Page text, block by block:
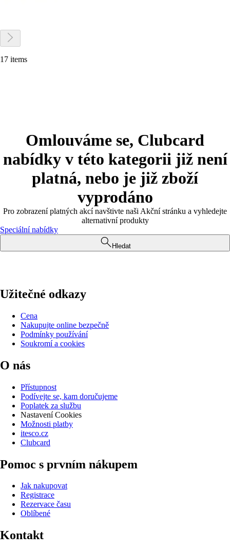
17 items
Omlouváme se, Clubcard
nabídky v této kategorii již není
platná, nebo je již zboží
vyprodáno
Pro zobrazení platných akcí navštivte naši Akční stránku a vyhledejte
alternativní produkty
Speciální nabídky
Hledat
Užitečné odkazy
Cena
Nakupujte online bezpečně
Podmínky používání
Soukromí a cookies
O nás
Přístupnost
Podívejte se, kam doručujeme
Poplatek za službu
Nastavení Cookies
Možnosti platby
itesco.cz
Clubcard
Pomoc s prvním nákupem
Jak nakupovat
Registrace
Rezervace času
Oblíbené
Kontakt